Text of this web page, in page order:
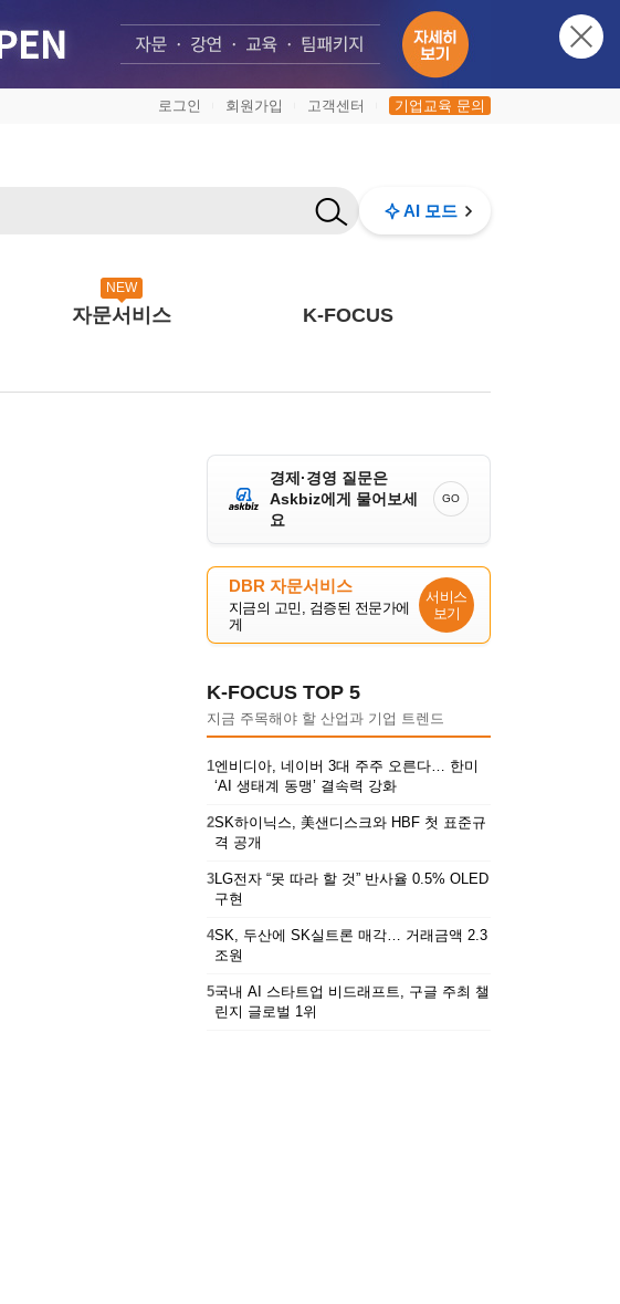
로그인 회원가입 고객센터 기업교육 문의
AI 모드
NEW
자문서비스 K-FOCUS
경제·경영 질문은
Askbiz에게 물어보세
요
GO
DBR 자문서비스
지금의 고민, 검증된 전문가에
게
서비스
보기
K-FOCUS TOP 5
지금 주목해야 할 산업과 기업 트렌드
1엔비디아, 네이버 3대 주주 오른다… 한미
‘AI 생태계 동맹’ 결속력 강화
2SK하이닉스, 美샌디스크와 HBF 첫 표준규
격 공개
3LG전자 “못 따라 할 것” 반사율 0.5% OLED
구현
4SK, 두산에 SK실트론 매각… 거래금액 2.3
조원
5국내 AI 스타트업 비드래프트, 구글 주최 챌
린지 글로벌 1위